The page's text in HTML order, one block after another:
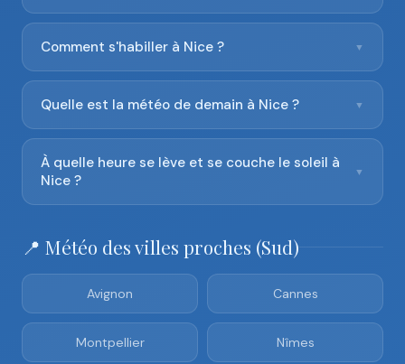
Comment s'habiller à Nice ? ▼
Quelle est la météo de demain à Nice ? ▼
À quelle heure se lève et se couche le soleil à
Nice ?
▼
📍 Météo des villes proches (Sud)
Avignon Cannes
Montpellier Nîmes